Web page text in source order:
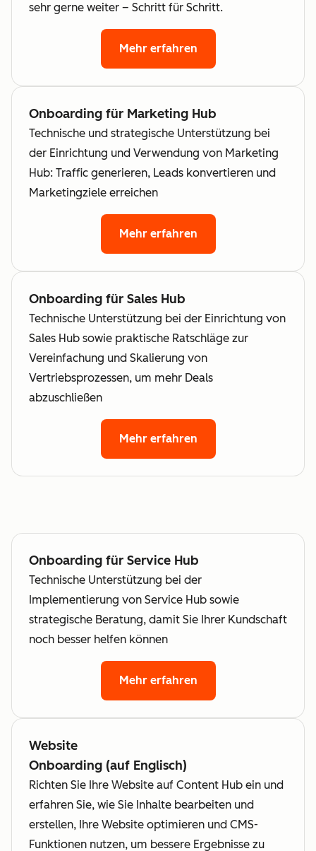
sehr gerne weiter – Schritt für Schritt.
Mehr erfahren
Onboarding für Marketing Hub
Technische und strategische Unterstützung bei
der Einrichtung und Verwendung von Marketing
Hub: Traffic generieren, Leads konvertieren und
Marketingziele erreichen
Mehr erfahren
Onboarding für Sales Hub
Technische Unterstützung bei der Einrichtung von
Sales Hub sowie praktische Ratschläge zur
Vereinfachung und Skalierung von
Vertriebsprozessen, um mehr Deals
abzuschließen
Mehr erfahren
Onboarding für Service Hub
Technische Unterstützung bei der
Implementierung von Service Hub sowie
strategische Beratung, damit Sie Ihrer Kundschaft
noch besser helfen können
Mehr erfahren
Website
Onboarding (auf Englisch)
Richten Sie Ihre Website auf Content Hub ein und
erfahren Sie, wie Sie Inhalte bearbeiten und
erstellen, Ihre Website optimieren und CMS-
Funktionen nutzen, um bessere Ergebnisse zu